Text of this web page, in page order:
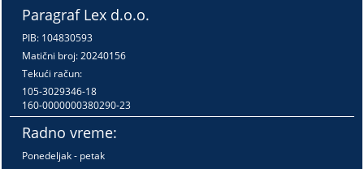
Paragraf Lex d.o.o.
PIB: 104830593
Matični broj: 20240156
Tekući račun:
105-3029346-18
160-0000000380290-23
Radno vreme:
Ponedeljak - petak